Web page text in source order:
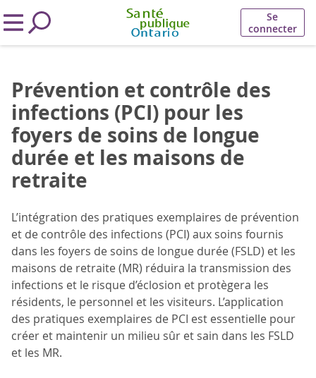
Se
connecter
Prévention et contrôle des
infections (PCI) pour les
foyers de soins de longue
durée et les maisons de
retraite
L’intégration des pratiques exemplaires de prévention
et de contrôle des infections (PCI) aux soins fournis
dans les foyers de soins de longue durée (FSLD) et les
maisons de retraite (MR) réduira la transmission des
infections et le risque d’éclosion et protègera les
résidents, le personnel et les visiteurs. L’application
des pratiques exemplaires de PCI est essentielle pour
créer et maintenir un milieu sûr et sain dans les FSLD
et les MR.